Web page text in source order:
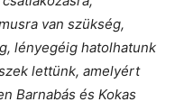
van szükség,
lényegéig hatolhatunk
lettünk, amelyért
Barnabás és Kokas